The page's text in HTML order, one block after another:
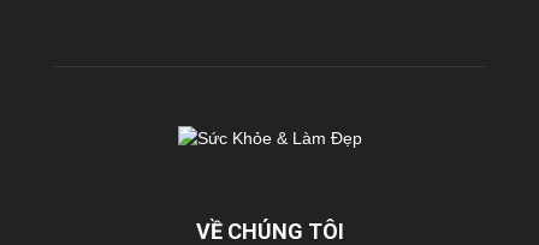
VỀ CHÚNG TÔI